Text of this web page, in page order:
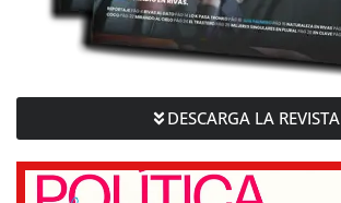
DESCARGA LA REVISTA